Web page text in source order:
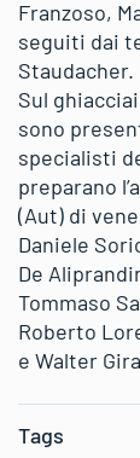
Franzoso,
seguiti dai
Staudacher.
Sul
sono
specialisti
preparano
(Aut) di
Daniele
De
Tommaso
Roberto
e Walter
Tags